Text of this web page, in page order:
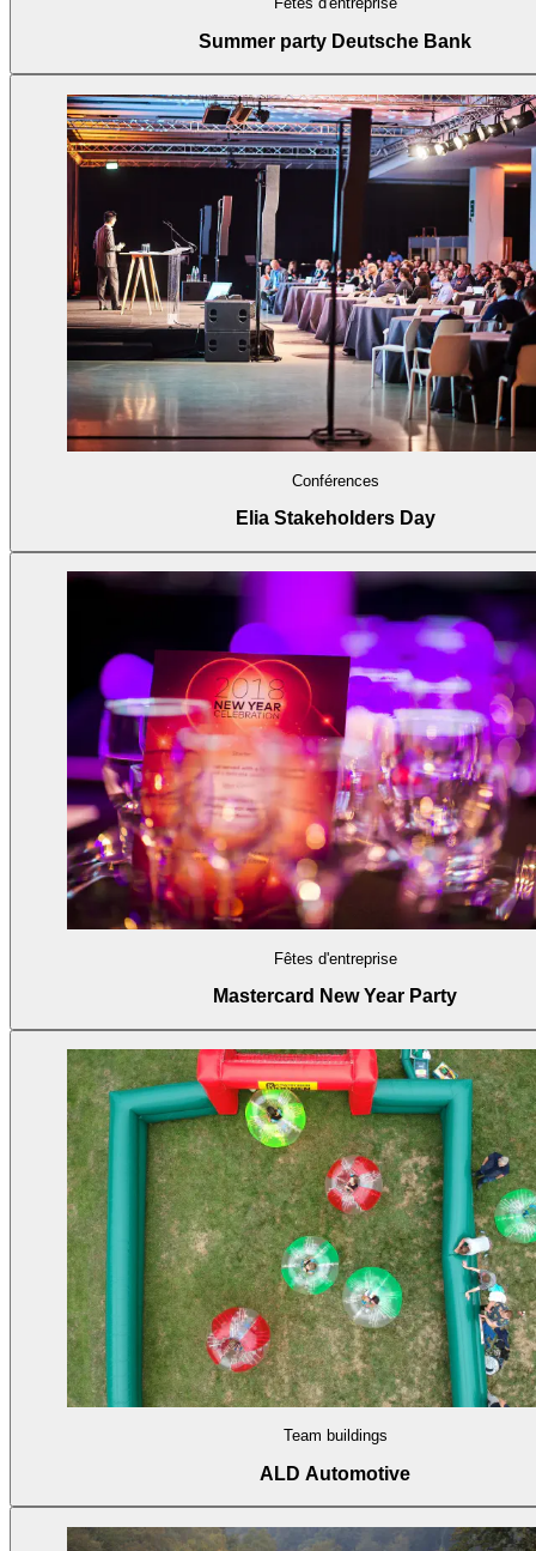
Summer party Deutsche Bank
Conférences
Elia Stakeholders Day
Fêtes d'entreprise
Mastercard New Year Party
Team buildings
ALD Automotive